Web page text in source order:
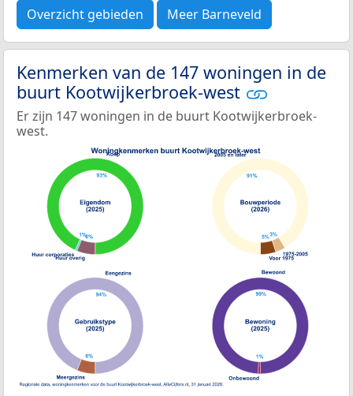
Overzicht gebieden Meer Barneveld
Kenmerken van de 147 woningen in de
buurt Kootwijkerbroek-west
Er zijn 147 woningen in de buurt Kootwijkerbroek-
west.